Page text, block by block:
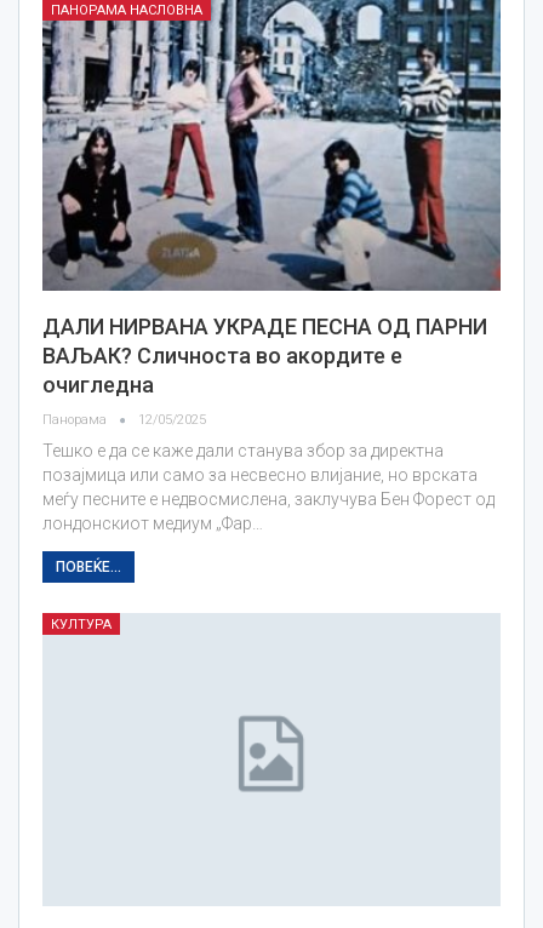
ПАНОРАМА НАСЛОВНА
ДАЛИ НИРВАНА УКРАДЕ ПЕСНА ОД ПАРНИ
ВАЉАК? Сличноста во акордите е
очигледна
Панорама 12/05/2025
Тешко е да се каже дали станува збор за директна
позајмица или само за несвесно влијание, но врската
меѓу песните е недвосмислена, заклучува Бен Форест од
лондонскиот медиум „Фар…
ПОВЕЌЕ...
КУЛТУРА